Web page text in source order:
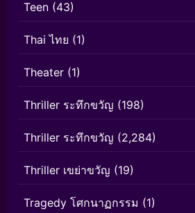
Teen (43)
Thai ไทย (1)
Theater (1)
Thriller ระทึกขวัญ (198)
Thriller ระทึกขวัญ (2,284)
Thriller เขย่าขวัญ (19)
Tragedy โศกนาฏกรรม (1)